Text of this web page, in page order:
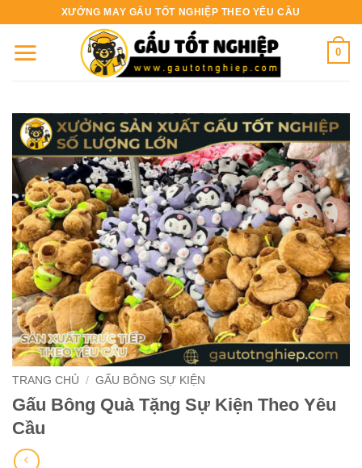
nội
XƯỞNG MAY GẤU TỐT NGHIỆP THEO YÊU CẦU
0
TRANG CHỦ / GẤU BÔNG SỰ KIỆN
Gấu Bông Quà Tặng Sự Kiện Theo Yêu
Cầu